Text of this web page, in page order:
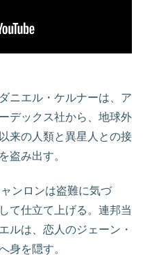
ニエル・ケルナーは、ア
デックス社から、地球外
来の人類と異星人との接
盗み出す。
ンロンは盗難に気づ
て仕立て上げる。連邦当
ルは、恋人のジェーン・
身を隠す。